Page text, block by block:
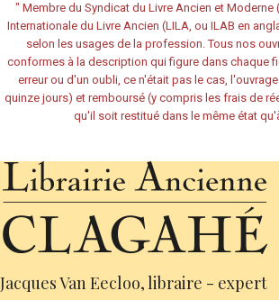
" Membre du Syndicat du Livre Ancien et Moderne
Internationale du Livre Ancien (LILA, ou ILAB en
selon les usages de la profession. Tous nos
conformes à la description qui figure dans chaque
erreur ou d'un oubli, ce n'était pas le cas,
quinze jours) et remboursé (y compris les frais de
qu'il soit restitué dans le même état
Jacques Van Eecloo, libraire - expert